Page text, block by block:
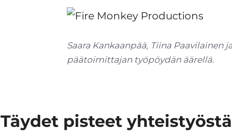
Saara Kankaanpää, Tiina
päätoimittajan työpöydän äärellä.
Täydet pisteet yhteistyöstä